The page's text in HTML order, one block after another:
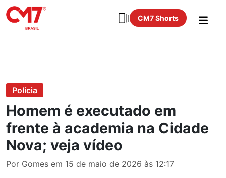
CM7 Shorts
Polícia
Homem é executado em
frente à academia na Cidade
Nova; veja vídeo
Por Gomes em 15 de maio de 2026 às 12:17